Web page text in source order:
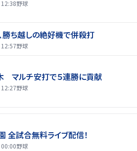
野球
勝ち越しの絶好機で併殺打
野球
マルチ安打で５連勝に貢献
野球
全試合無料ライブ配信！
野球